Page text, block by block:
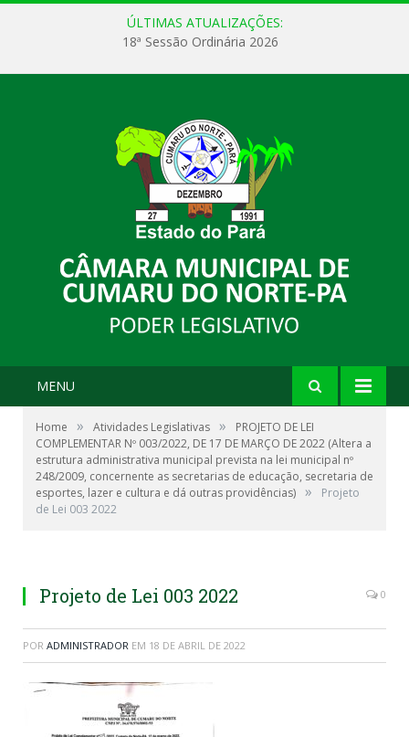
ÚLTIMAS ATUALIZAÇÕES:
18ª Sessão Ordinária 2026
MENU
Home » Atividades Legislativas »
PROJETO DE LEI
COMPLEMENTAR Nº 003/2022, DE 17 DE MARÇO DE 2022 (Altera a
estrutura administrativa municipal prevista na lei municipal nº
248/2009, concernente as secretarias de educação, secretaria de
esportes, lazer e cultura e dá outras providências) »
Projeto
de Lei 003 2022
Projeto de Lei 003 2022 0
POR ADMINISTRADOR EM 18 DE ABRIL DE 2022